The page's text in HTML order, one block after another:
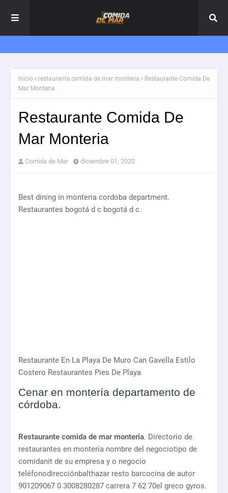
Inicio restaurante comida de mar monteria
Restaurante Comida De
Mar Monteria
Restaurante Comida De
Mar Monteria
Comida de Mar diciembre 01, 2020
Best dining in monteria cordoba department.
Restaurantes bogotá d c bogotá d c.
Restaurante En La Playa De Muro Can Gavella Estilo
Costero Restaurantes Pies De Playa
Cenar en montería departamento de
córdoba.
Restaurante comida de mar monteria. Directorio de
restaurantes en montería nombre del negociotipo de
comidanit de su empresa y o negocio
teléfonodirecciónbalthazar resto barcocina de autor
901209067 0 3008280287 carrera 7 62 70el greco gyros.